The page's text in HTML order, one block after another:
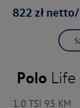
822 zł netto/
Polo Life
1.0 TSI 95 KM